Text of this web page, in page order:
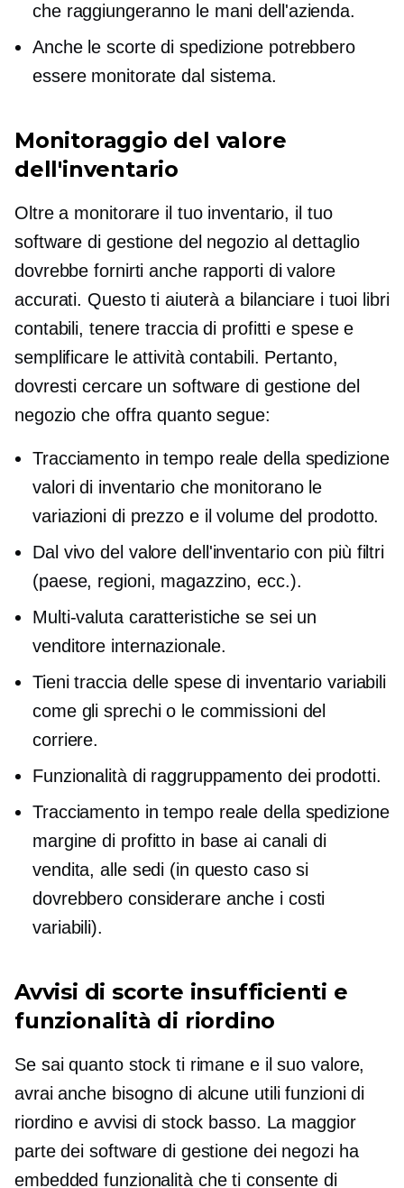
che raggiungeranno le mani dell'azienda.
Anche le scorte di spedizione potrebbero
essere monitorate dal sistema.
Monitoraggio del valore
dell'inventario
Oltre a monitorare il tuo inventario, il tuo
software di gestione del negozio al dettaglio
dovrebbe fornirti anche rapporti di valore
accurati. Questo ti aiuterà a bilanciare i tuoi libri
contabili, tenere traccia di profitti e spese e
semplificare le attività contabili. Pertanto,
dovresti cercare un software di gestione del
negozio che offra quanto segue:
Tracciamento in tempo reale della spedizione
valori di inventario che monitorano le
variazioni di prezzo e il volume del prodotto.
Dal vivo del valore dell'inventario con più filtri
(paese, regioni, magazzino, ecc.).
Multi-valutacaratteristiche se sei un
venditore internazionale.
Tieni traccia delle spese di inventario variabili
come gli sprechi o le commissioni del
corriere.
Funzionalità di raggruppamento dei prodotti.
Tracciamento in tempo reale della spedizione
margine di profitto in base ai canali di
vendita, alle sedi (in questo caso si
dovrebbero considerare anche i costi
variabili).
Avvisi di scorte insufficienti e
funzionalità di riordino
Se sai quanto stock ti rimane e il suo valore,
avrai anche bisogno di alcune utili funzioni di
riordino e avvisi di stock basso. La maggior
parte dei software di gestione dei negozi ha
embedded funzionalità che ti consente di